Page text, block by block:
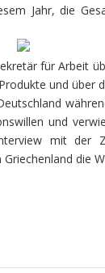
Jahr, die
für Arbeit
und über
und
mit der
die